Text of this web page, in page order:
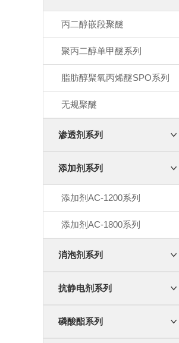
丙二醇嵌段聚醚
聚丙二醇单甲醚系列
脂肪醇聚氧丙烯醚SPO系列
无规聚醚
渗透剂系列
添加剂系列
添加剂AC-1200系列
添加剂AC-1800系列
消泡剂系列
抗静电剂系列
磷酸酯系列